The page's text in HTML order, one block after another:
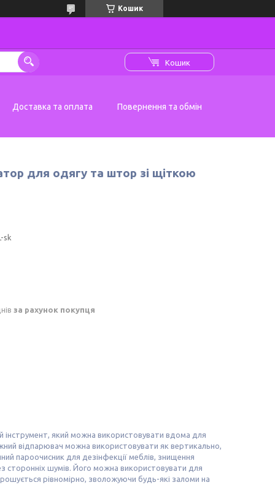
Кошик
Кошик
Доставка та оплата Повернення та обмін
для одягу та штор зі щіткою
sk
за рахунок покупця
інструмент, який можна використовувати вдома для
відпарювач можна використовувати як вертикально,
пароочисник для дезінфекції меблів, знищення
сторонніх шумів. Його можна використовувати для
рівномірно, зволожуючи будь-які заломи на